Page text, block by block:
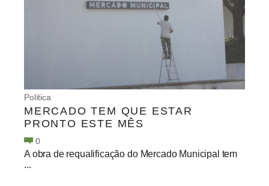
Política
MERCADO TEM QUE ESTAR
PRONTO ESTE MÊS
0
A obra de requalificação do Mercado Municipal tem
...